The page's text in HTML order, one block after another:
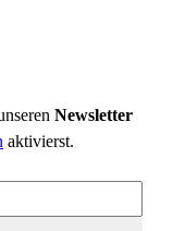
Newsletter
aktivierst.